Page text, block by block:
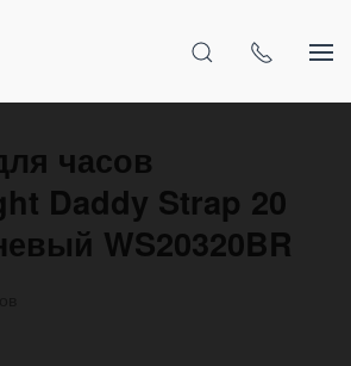
часов
Daddy Strap 20
WS20320BR